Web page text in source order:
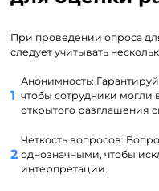
При проведении опроса
следует учитывать
Анонимность:
чтобы сотрудники могли
открытого разглашения
Четкость вопросов:
однозначными, чтобы
интерпретации.